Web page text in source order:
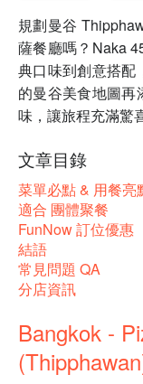
規劃曼谷
薩餐廳嗎？Naka
典口味到創意搭配
的曼谷美食地圖再
味，讓旅程充滿驚
文章目錄
菜單必點 & 用餐亮
適合 團體聚餐
FunNow 訂位優惠
結語
常見問題 QA
分店資訊
Bangkok -